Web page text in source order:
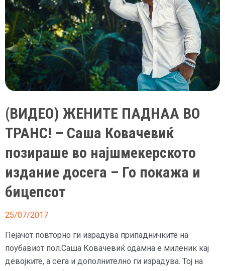
ги
излуде
девојките
(ВИДЕО) ЖЕНИТЕ ПАДНАА ВО
ТРАНС! – Саша Ковачевиќ
позираше во најшмекерското
издание досега – Го покажа и
бицепсот
25/07/2017
Пејачот повторно ги израдува припадничките на
поубавиот пол.Саша Ковачевиќ одамна е миленик кај
девојките, а сега и дополнително ги израдува. Тој на